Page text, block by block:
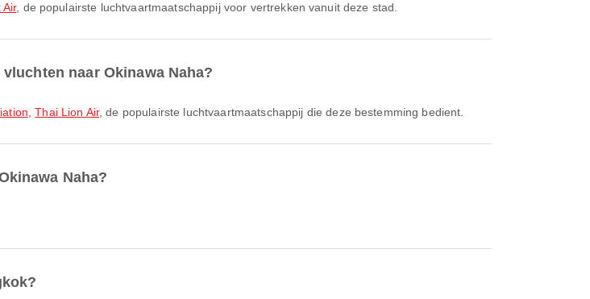
Air, de populairste luchtvaartmaatschappij voor vertrekken vanuit deze stad.
naar Okinawa Naha?
,Thai Lion Air, de populairste luchtvaartmaatschappij die deze bestemming bedient.
Naha?